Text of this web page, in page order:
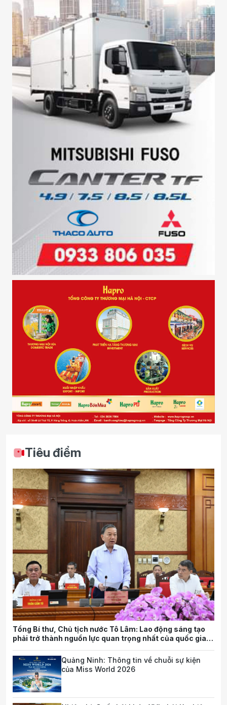
Tiêu điểm
Tổng Bí thư, Chủ tịch nước Tô Lâm: Lao động sáng tạo
phải trở thành nguồn lực quan trọng nhất của quốc gia
Quảng Ninh: Thông tin về chuỗi sự kiện
của Miss World 2026